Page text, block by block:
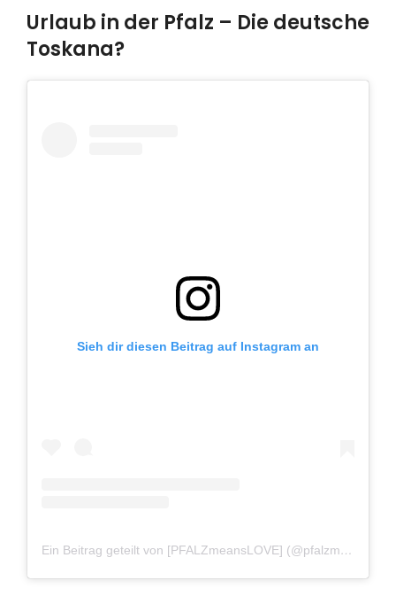
Urlaub in der Pfalz – Die deutsche
Toskana?
Sieh dir diesen Beitrag auf Instagram an
Ein Beitrag geteilt von [PFALZmeansLOVE] (@pfalzmeanslove)